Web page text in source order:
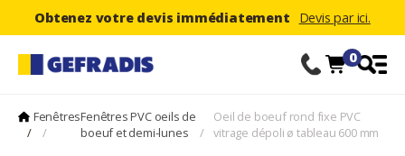
Obtenez votre devis immédiatement Devis par ici.
0
/
Fenêtres
/
Fenêtres PVC oeils de
boeuf et demi-lunes
/
Oeil de boeuf rond fixe PVC
vitrage dépoli ø tableau 600 mm